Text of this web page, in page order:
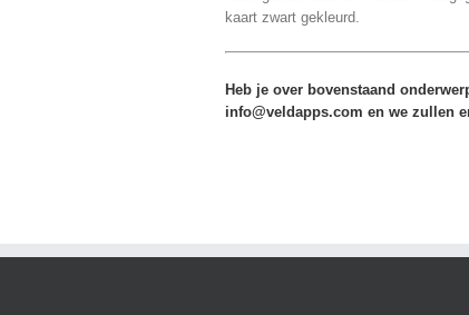
kaart zwart gekleurd.
Heb je over bovenstaand
info@veldapps.com en we zullen